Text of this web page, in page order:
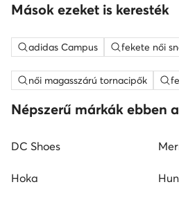
Mások ezeket is keresték
adidas Campus fekete női
női magasszárú tornacipők
Népszerű márkák ebben
DC Shoes
Hoka